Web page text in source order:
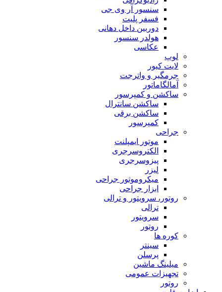
سنسور آر وی جی
فسفر پلیت
دوربین داخل دهانی
هولدر سنسور
عکاسی
لوپ
لایت کیور
جرمگیر و واترجت
آمالگاماتور
ساکشن و کمپرسور
ساکشن سانترال
ساکشن برقی
کمپرسور
جراحی
موتور ایمپلنت
الکتروسرجری
پیزوسرجری
لیزر
میکروموتور جراحی
ابزار جراحی
روتور، سرویتور و ترالی
ترالی
سرویتور
روتور
کوره ها
سینتر
پرسلن
میلینگ ماشین
تجهیزات عمومی
روتور